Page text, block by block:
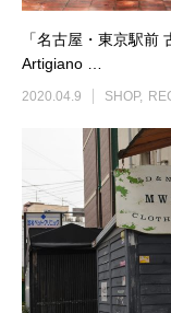
「名古屋・東京駅前
Artigiano …
2020.04.9 SHOP